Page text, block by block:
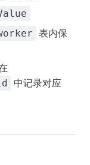
表内保
中记录对应